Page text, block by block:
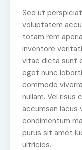
Sed ut
voluptatem
totam rem
inventore
vitae dicta sunt
eget nunc
commodo
nullam. Vel risus
accumsan lacus
condimentum
purus sit amet
ultricies.